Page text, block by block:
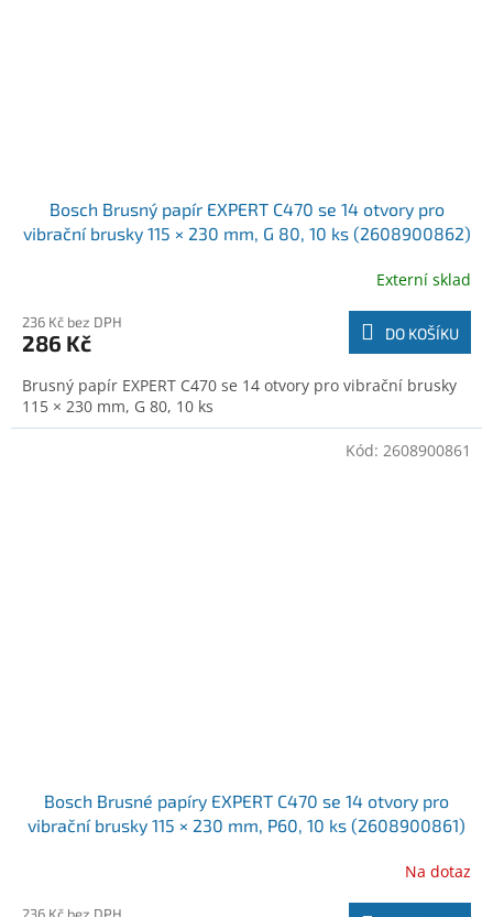
Bosch Brusný papír EXPERT C470 se 14 otvory pro
vibrační brusky 115 × 230 mm, G 80, 10 ks (2608900862)
Externí sklad
236 Kč bez DPH
286 Kč DO KOŠÍKU
Brusný papír EXPERT C470 se 14 otvory pro vibrační brusky
115 × 230 mm, G 80, 10 ks
Bosch Brusné papíry EXPERT C470 se 14 otvory pro
vibrační brusky 115 × 230 mm, P60, 10 ks (2608900861)
Na dotaz
Kód: 2608900861